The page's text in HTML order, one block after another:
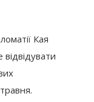
Кая
відвідувати